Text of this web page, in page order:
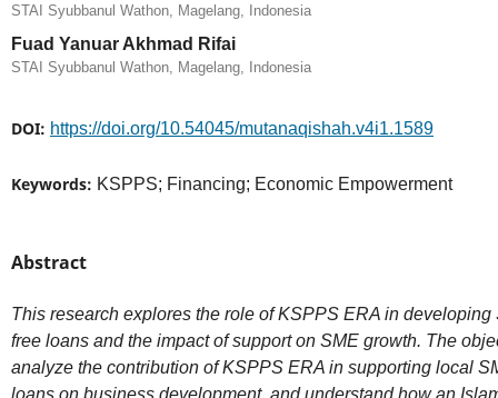
STAI Syubbanul Wathon, Magelang, Indonesia
Fuad Yanuar Akhmad Rifai
STAI Syubbanul Wathon, Magelang, Indonesia
DOI: https://doi.org/10.54045/mutanaqishah.v4i1.1589
Keywords: KSPPS; Financing; Economic Empowerment
Abstract
This research explores the role of KSPPS ERA in
free loans and the impact of support on SME growth. The
analyze the contribution of KSPPS ERA in supporting local
loans on business development, and understand how an